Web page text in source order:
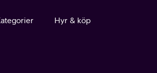
Hyr & köp